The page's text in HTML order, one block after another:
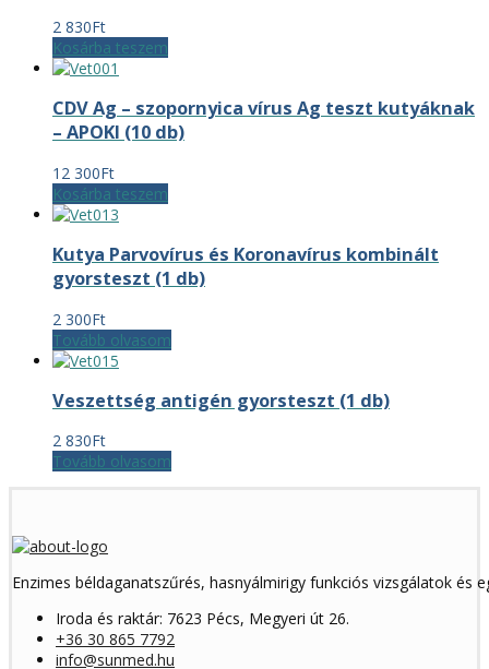
2 830Ft
Kosárba teszem
CDV Ag – szopornyica vírus Ag teszt kutyáknak
– APOKI (10 db)
12 300Ft
Kosárba teszem
Kutya Parvovírus és Koronavírus kombinált
gyorsteszt (1 db)
2 300Ft
Tovább olvasom
Veszettség antigén gyorsteszt (1 db)
2 830Ft
Tovább olvasom
Enzimes béldaganatszűrés, hasnyálmirigy funkciós vizsgálatok és
Iroda és raktár: 7623 Pécs, Megyeri út 26.
+36 30 865 7792
info@sunmed.hu